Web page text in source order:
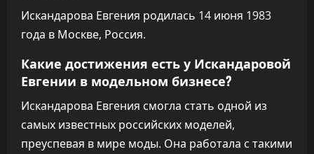
Искандарова Евгения родилась 14 июня 1983
года в Москве, Россия.
Какие достижения есть у Искандаровой
Евгении в модельном бизнесе?
Искандарова Евгения смогла стать одной из
самых известных российских моделей,
преуспевая в мире моды. Она работала с такими